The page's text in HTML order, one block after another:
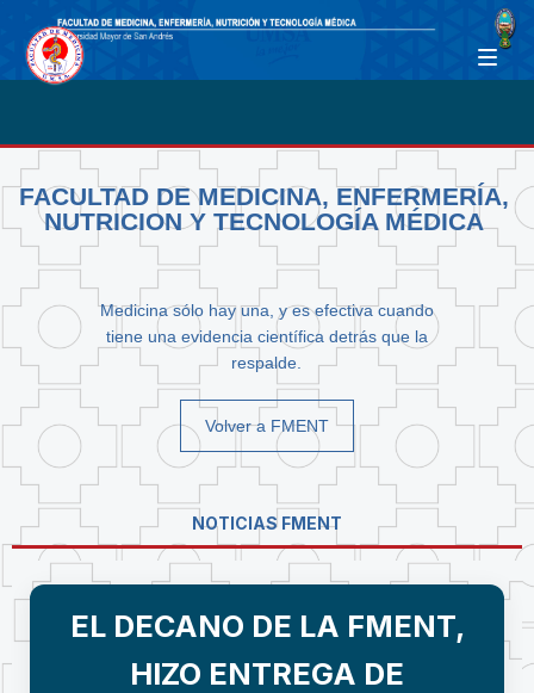
FACULTAD DE MEDICINA, ENFERMERÍA,
NUTRICION Y TECNOLOGÍA MÉDICA
Medicina sólo hay una, y es efectiva cuando
tiene una evidencia científica detrás que la
respalde.
Volver a FMENT
NOTICIAS FMENT
EL DECANO DE LA FMENT,
HIZO ENTREGA DE